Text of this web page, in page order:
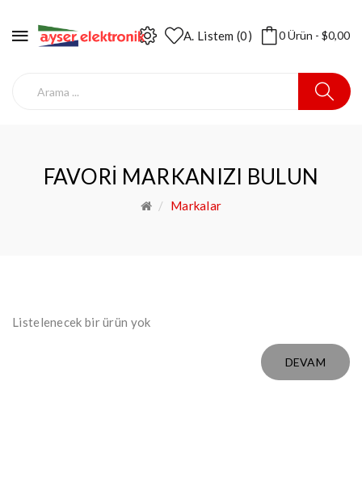
A. Listem (0) 0 Ürün - $0,00
FAVORI MARKANIZI BULUN
Markalar
Listelenecek bir ürün yok
DEVAM